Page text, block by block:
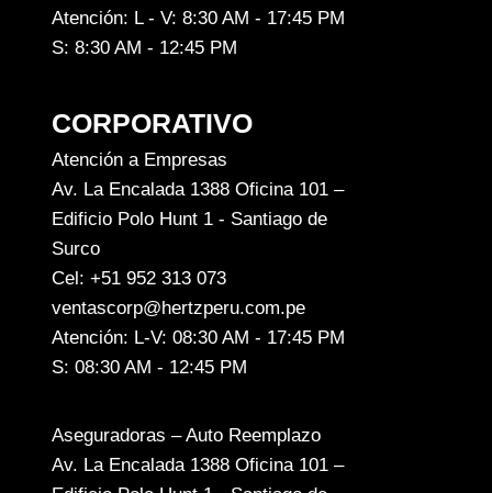
Atención: L - V: 8:30 AM - 17:45 PM
S: 8:30 AM - 12:45 PM
CORPORATIVO
Atención a Empresas
Av. La Encalada 1388 Oficina 101 –
Edificio Polo Hunt 1 - Santiago de
Surco
Cel: +51 952 313 073
ventascorp@hertzperu.com.pe
Atención: L-V: 08:30 AM - 17:45 PM
S: 08:30 AM - 12:45 PM
Aseguradoras – Auto Reemplazo
Av. La Encalada 1388 Oficina 101 –